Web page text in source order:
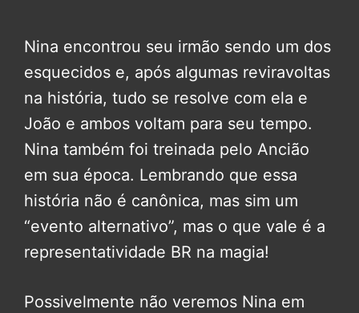
Nina encontrou seu irmão sendo um dos
esquecidos e, após algumas reviravoltas
na história, tudo se resolve com ela e
João e ambos voltam para seu tempo.
Nina também foi treinada pelo Ancião
em sua época. Lembrando que essa
história não é canônica, mas sim um
“evento alternativo”, mas o que vale é a
representatividade BR na magia!
Possivelmente não veremos Nina em